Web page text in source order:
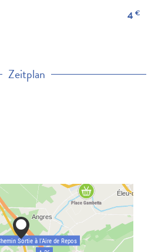
4 €
Zeitplan